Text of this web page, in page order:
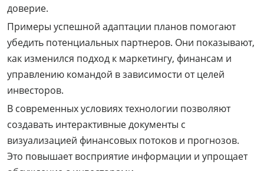
доверие.
Примеры успешной адаптации планов помогают
убедить потенциальных партнеров. Они показывают,
как изменился подход к маркетингу, финансам и
управлению командой в зависимости от целей
инвесторов.
В современных условиях технологии позволяют
создавать интерактивные документы с
визуализацией финансовых потоков и прогнозов.
Это повышает восприятие информации и упрощает